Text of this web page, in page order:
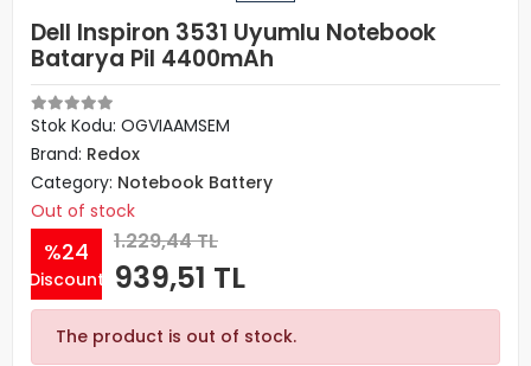
Dell Inspiron 3531 Uyumlu Notebook
Batarya Pil 4400mAh
Stok Kodu: OGVIAAMSEM
Brand: Redox
Category: Notebook Battery
Out of stock
%24
Discount
1.229,44 TL
939,51 TL
The product is out of stock.